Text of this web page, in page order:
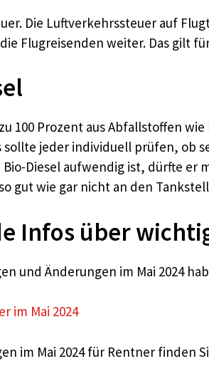
Die Luftverkehrssteuer auf
Flugreisenden weiter. Das gilt
100 Prozent aus Abfallstoffen
sollte jeder individuell prüfen, ob
Diesel aufwendig ist, dürfte
gut wie gar nicht an den
Infos über
und Änderungen im Mai 2024
im Mai 2024
im Mai 2024 für Rentner finden